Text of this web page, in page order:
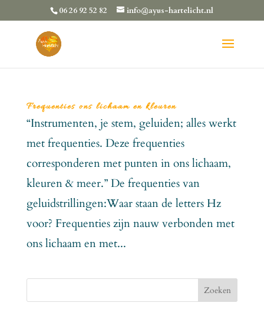
06 26 92 52 82 info@ayus-hartelicht.nl
Frequenties ons lichaam en kleuren
“Instrumenten, je stem, geluiden; alles werkt
met frequenties. Deze frequenties
corresponderen met punten in ons lichaam,
kleuren & meer.” De frequenties van
geluidstrillingen:Waar staan de letters Hz
voor? Frequenties zijn nauw verbonden met
ons lichaam en met...
Zoeken